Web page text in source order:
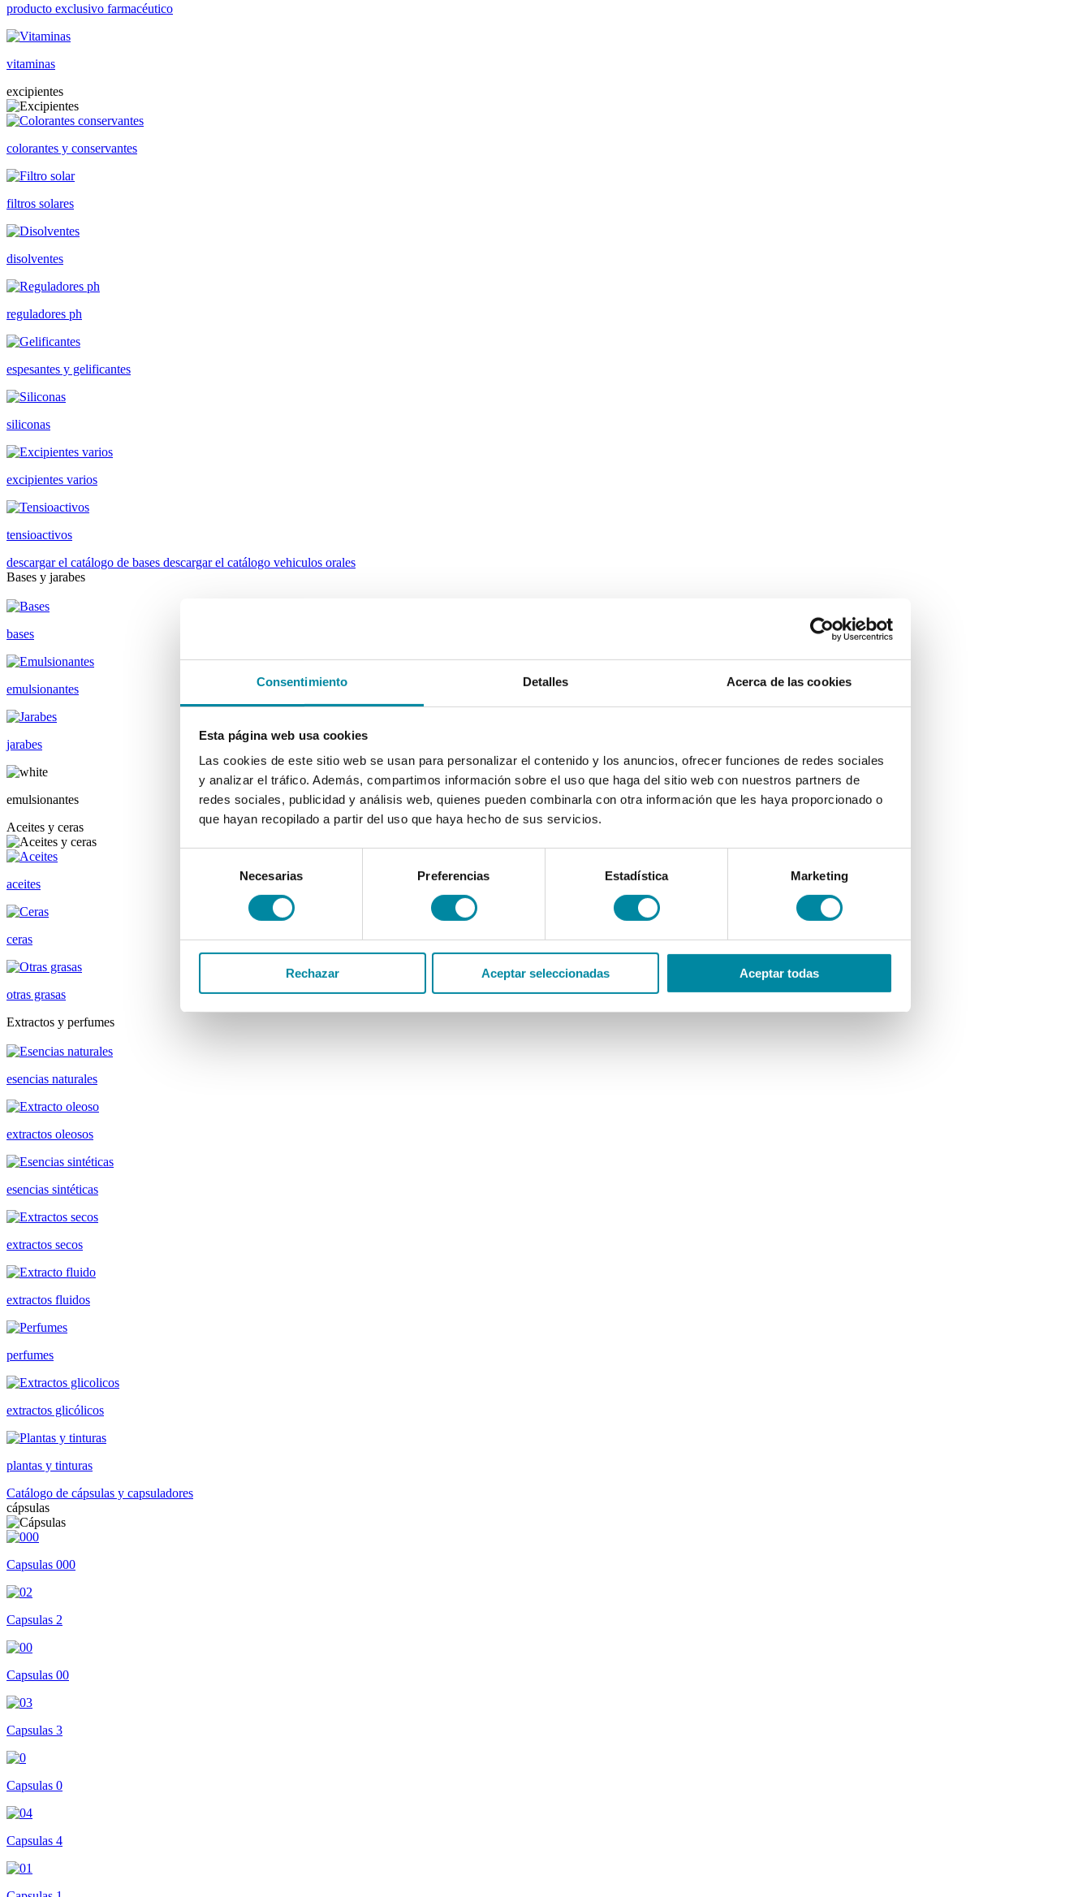
Consentimiento Detalles Acerca de las cookies
Esta página web usa cookies
Las cookies de este sitio web se usan para personalizar el contenido y los anuncios, ofrecer funciones de redes sociales
y analizar el tráfico. Además, compartimos información sobre el uso que haga del sitio web con nuestros partners de
redes sociales, publicidad y análisis web, quienes pueden combinarla con otra información que les haya proporcionado o
que hayan recopilado a partir del uso que haya hecho de sus servicios.
consentimiento
Necesarias Preferencias Estadística Marketing
Rechazar Aceptar seleccionadas Aceptar todas
producto exclusivo farmacéutico
vitaminas
excipientes
colorantes y conservantes
filtros solares
disolventes
reguladores ph
espesantes y gelificantes
siliconas
excipientes varios
tensioactivos
descargar el catálogo de bases descargar el catálogo vehiculos orales
Bases y jarabes
bases
emulsionantes
jarabes
emulsionantes
Aceites y ceras
aceites
ceras
otras grasas
Extractos y perfumes
esencias naturales
extractos oleosos
esencias sintéticas
extractos secos
extractos fluidos
perfumes
extractos glicólicos
plantas y tinturas
Catálogo de cápsulas y capsuladores
cápsulas
Capsulas 000
Capsulas 2
Capsulas 00
Capsulas 3
Capsulas 0
Capsulas 4